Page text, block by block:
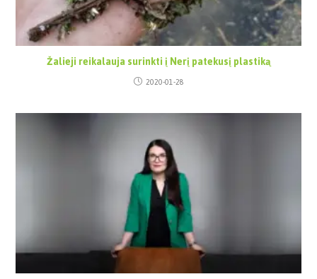
Žalieji reikalauja surinkti į Nerį patekusį plastiką
2020-01-28